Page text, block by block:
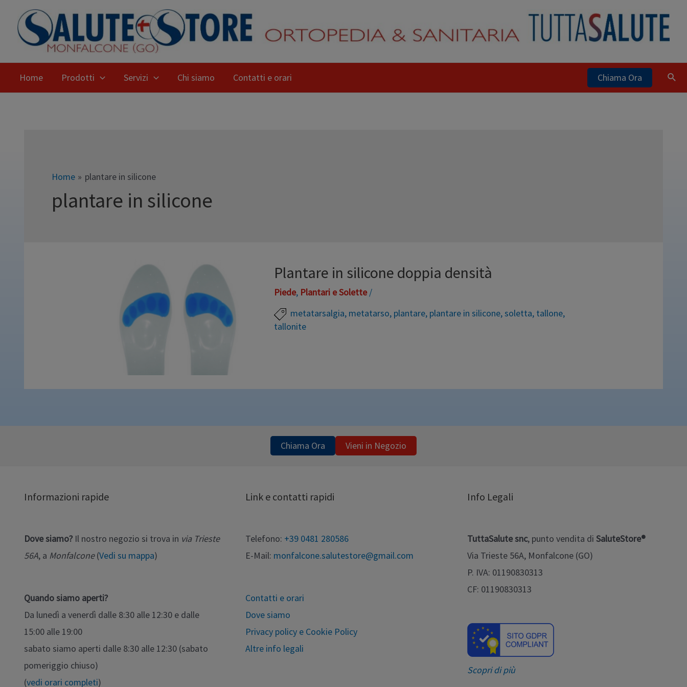
Home Prodotti Servizi Chi siamo Contatti e orari Chiama Ora
Home plantare in silicone
plantare in silicone
Plantare in silicone doppia densità
Piede, Plantari e Solette/
metatarsalgia, metatarso, plantare, plantare in silicone,soletta, tallone,
tallonite
nello sport, lunghe camminate, dolori sulla pianta del piede e per coloro che devono
Leggi altro »
Chiama Ora Vieni in Negozio
Informazioni rapide
Dove siamo? Il nostro negozio si trova in via Trieste
56A, a Monfalcone(Vedi su mappa)
Quando siamo aperti?
Da lunedì a venerdì dalle 8:30 alle 12:30 e dalle
15:00 alle 19:00
sabato siamo aperti dalle 8:30 alle 12:30 (sabato
pomeriggio chiuso)
(vedi orari completi)
Link e contatti rapidi
Telefono: +39 0481 280586
E-Mail: monfalcone.salutestore@gmail.com
Contatti e orari
Dove siamo
Privacy policy e Cookie Policy
Altre info legali
Info Legali
TuttaSalute snc, punto vendita di SaluteStore®
Via Trieste 56A, Monfalcone (GO)
P. IVA: 01190830313
CF: 01190830313
Scopri di più